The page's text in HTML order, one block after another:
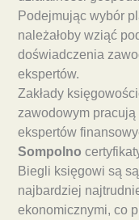
Podejmując wybór
należałoby wziąć
doświadczenia
ekspertów.
Zakłady
zawodowym
ekspertów
Sompolno
Biegli księgowi są
najbardziej
ekonomicznymi, co